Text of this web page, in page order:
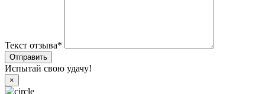
Текст отзыва*
Испытай свою удачу!
×